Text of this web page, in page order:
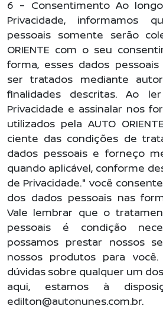
6 – Consentimento Ao
Privacidade, informamos
pessoais somente serão
ORIENTE com o seu
forma, esses dados
ser tratados mediante
finalidades descritas. Ao
Privacidade e assinalar nos
utilizados pela AUTO
ciente das condições de
dados pessoais e forneço
quando aplicável, conforme
de Privacidade." você
dos dados pessoais nas
Vale lembrar que o
pessoais é condição
possamos prestar nossos
nossos produtos para
dúvidas sobre qualquer um
aqui, estamos à
edilton@autonunes.com.br.